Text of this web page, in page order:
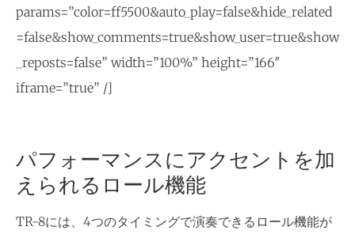
params=”color=ff5500&auto_play=false&hide_related
=false&show_comments=true&show_user=true&show
_reposts=false” width=”100%” height=”166″
iframe=”true” /]
パフォーマンスにアクセントを加
えられるロール機能
TR-8には、4つのタイミングで演奏できるロール機能が